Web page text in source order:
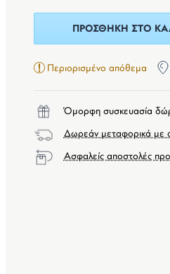
ΠΡΟΣΘΉΚΗ ΣΤΟ
Περιορισμένο απόθεμα
Όμορφη συσκευασία
Δωρεάν μεταφορικά με
Ασφαλείς αποστολές